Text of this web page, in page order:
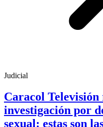
Judicial
Caracol Televisión
investigación por
sexual: estas son